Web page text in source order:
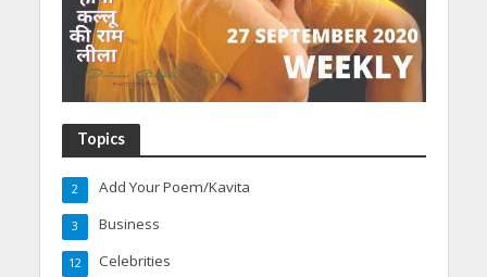
Topics
Add Your Poem/Kavita
2
Business
3
Celebrities
12